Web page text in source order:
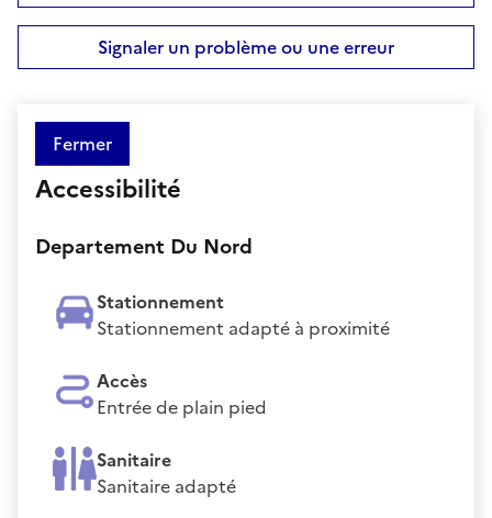
Signaler un problème ou une erreur
Fermer
Accessibilité
Departement Du Nord
Stationnement
Stationnement adapté à proximité
Accès
Entrée de plain pied
Sanitaire
Sanitaire adapté